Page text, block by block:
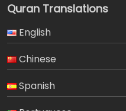
Quran Translations
English
Chinese
Spanish